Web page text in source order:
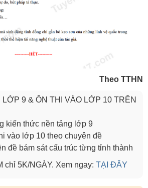
Theo TTHN
9 & ÔN THI VÀO LỚP 10 TRÊN
kiến thức nền tảng lớp 9
vào lớp 10 theo chuyên đề
đề bám sát cấu trúc từng tỉnh thành
chỉ 5K/NGÀY. Xem ngay: TẠI ĐÂY